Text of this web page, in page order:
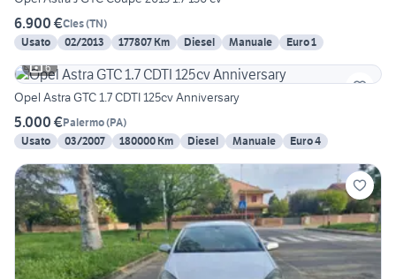
6.900 €Cles(TN)
Usato
02/2013 177807 Km Diesel Manuale
Euro 1
6
Opel Astra GTC 1.7 CDTI 125cv Anniversary
5.000 €Palermo(PA)
Usato
03/2007 180000 Km Diesel Manuale Euro 4